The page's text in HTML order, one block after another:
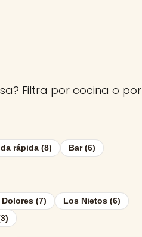
Filtra por cocina o por
rápida (8)
Bar (6)
Dolores (7)
Los Nietos (6)